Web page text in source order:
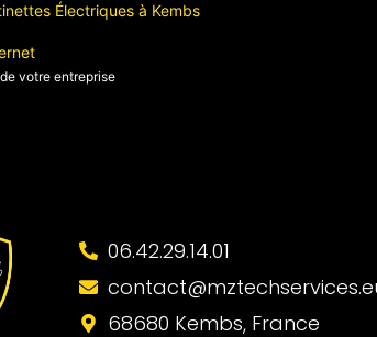
Électriques à Kembs
votre entreprise
06.42.29.14.01
68680 Kembs, France